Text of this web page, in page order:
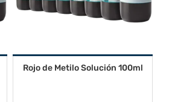
Rojo de Metilo Solución 100ml